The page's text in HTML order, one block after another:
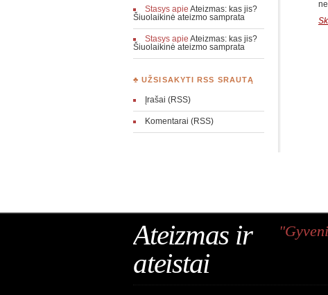
Stasys apieAteizmas: kas jis?
Šiuolaikinė ateizmo samprata
Stasys apieAteizmas: kas jis?
Šiuolaikinė ateizmo samprata
♣ UŽSISAKYTI RSS SRAUTĄ
Įrašai (RSS)
Komentarai (RSS)
Ateizmas ir
ateistai